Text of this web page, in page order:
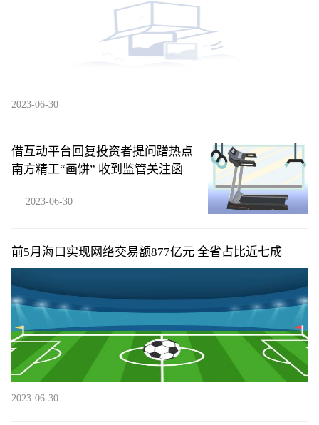
2023-06-30
借互动平台回复投资者提问蹭热点
南方精工“画饼” 收到监管关注函
2023-06-30
​前5月海口实现网络交易额877亿元 全省占比近七成
2023-06-30